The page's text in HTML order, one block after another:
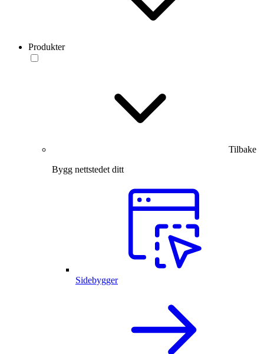
Produkter
Tilbake
Bygg nettstedet ditt
Sidebygger